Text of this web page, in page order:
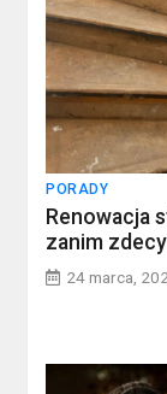
PORADY
Renowacja
zanim
24 marca,